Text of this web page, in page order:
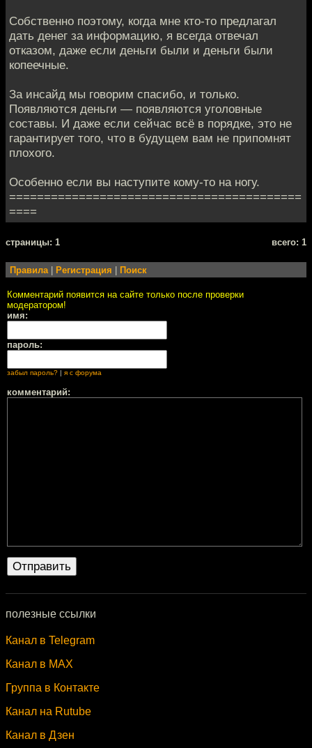
Собственно поэтому, когда мне кто-то предлагал
дать денег за информацию, я всегда отвечал
отказом, даже если деньги были и деньги были
копеечные.
За инсайд мы говорим спасибо, и только.
Появляются деньги — появляются уголовные
составы. И даже если сейчас всё в порядке, это не
гарантирует того, что в будущем вам не припомнят
плохого.
Особенно если вы наступите кому-то на ногу.
==========================================
====
cтраницы: 1 всего: 1
Правила| Регистрация Поиск
Комментарий появится на сайте только после проверки
модератором!
имя:
пароль:
забыл пароль? я с форума
комментарий:
полезные ссылки
Канал в Telegram
Канал в MAX
Группа в Контакте
Канал на Rutube
Канал в Дзен